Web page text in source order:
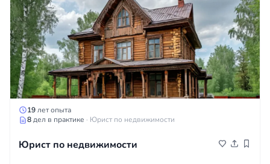
19лет опыта
8дел в практике · Юрист по недвижимости
Юрист по недвижимости